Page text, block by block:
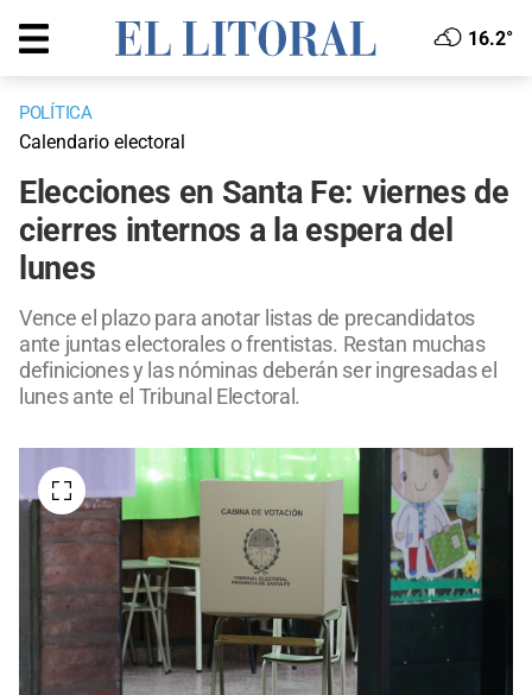
16.2°
POLÍTICA
Calendario electoral
Elecciones en Santa Fe: viernes de
cierres internos a la espera del
lunes
Vence el plazo para anotar listas de precandidatos
ante juntas electorales o frentistas. Restan muchas
definiciones y las nóminas deberán ser ingresadas el
lunes ante el Tribunal Electoral.